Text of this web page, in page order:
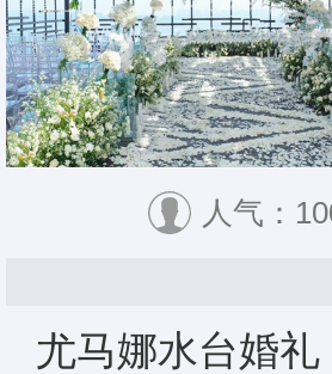
人气：
尤马娜水台婚礼